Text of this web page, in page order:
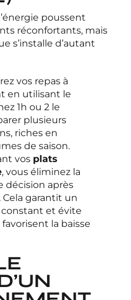
poussent
réconfortants, mais
s’installe d’autant
vos repas à
en utilisant le
1h ou 2 le
plusieurs
riches en
de saison.
vos plats
, vous éliminez la
décision après
garantit un
et évite
la baisse